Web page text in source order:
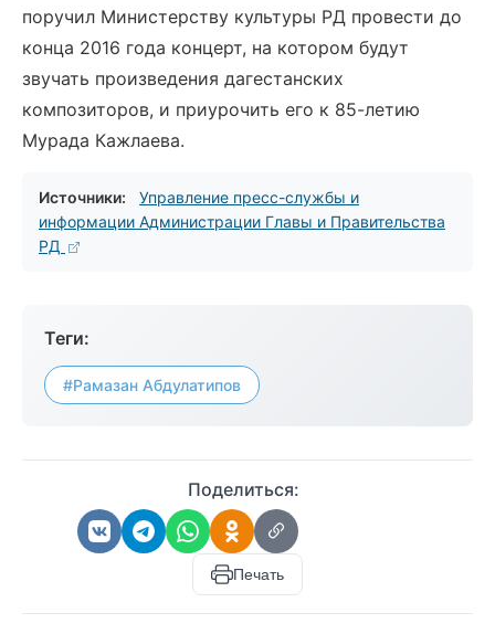
поручил Министерству культуры РД провести до
конца 2016 года концерт, на котором будут
звучать произведения дагестанских
композиторов, и приурочить его к 85-летию
Мурада Кажлаева.
Источники:
Управление пресс-службы и
информации Администрации Главы и Правительства
РД
Теги:
#Рамазан Абдулатипов
Поделиться:
Печать